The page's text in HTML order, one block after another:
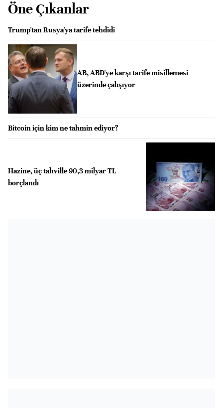
Öne Çıkanlar
Trump'tan Rusya'ya tarife tehdidi
AB, ABD'ye karşı tarife misillemesi
üzerinde çalışıyor
Bitcoin için kim ne tahmin ediyor?
Hazine, üç tahville 90,3 milyar TL
borçlandı